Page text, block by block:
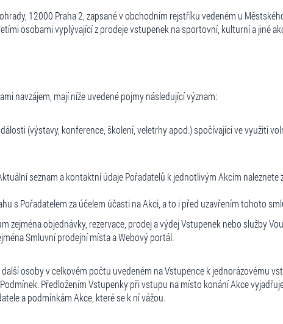
12000 Praha 2, zapsané v obchodním rejstříku vedeném u
osobami vyplývající z prodeje vstupenek na sportovní, kulturní a jiné
navzájem, mají níže uvedené pojmy následující význam:
(výstavy, konference, školení, veletrhy apod.) spočívající ve využití
seznam a kontaktní údaje Pořadatelů k jednotlivým Akcím naleznete
s Pořadatelem za účelem účasti na Akci, a to i před uzavřením tohoto
zejména objednávky, rezervace, prodej a výdej Vstupenek nebo služby
Smluvní prodejní místa a Webový portál.
osoby v celkovém počtu uvedeném na Vstupence k jednorázovému
Předložením Vstupenky při vstupu na místo konání Akce
a podmínkám Akce, které se k ní vážou.